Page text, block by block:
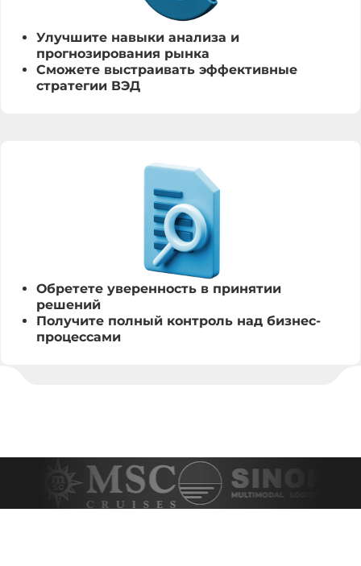
Улучшите навыки анализа и
прогнозирования рынка
Сможете выстраивать эффективные
стратегии ВЭД
Обретете уверенность в принятии
решений
Получите полный контроль над бизнес-
процессами